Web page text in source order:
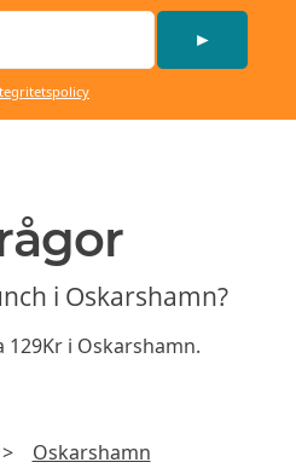
►
i Oskarshamn?
i Oskarshamn.
> Oskarshamn